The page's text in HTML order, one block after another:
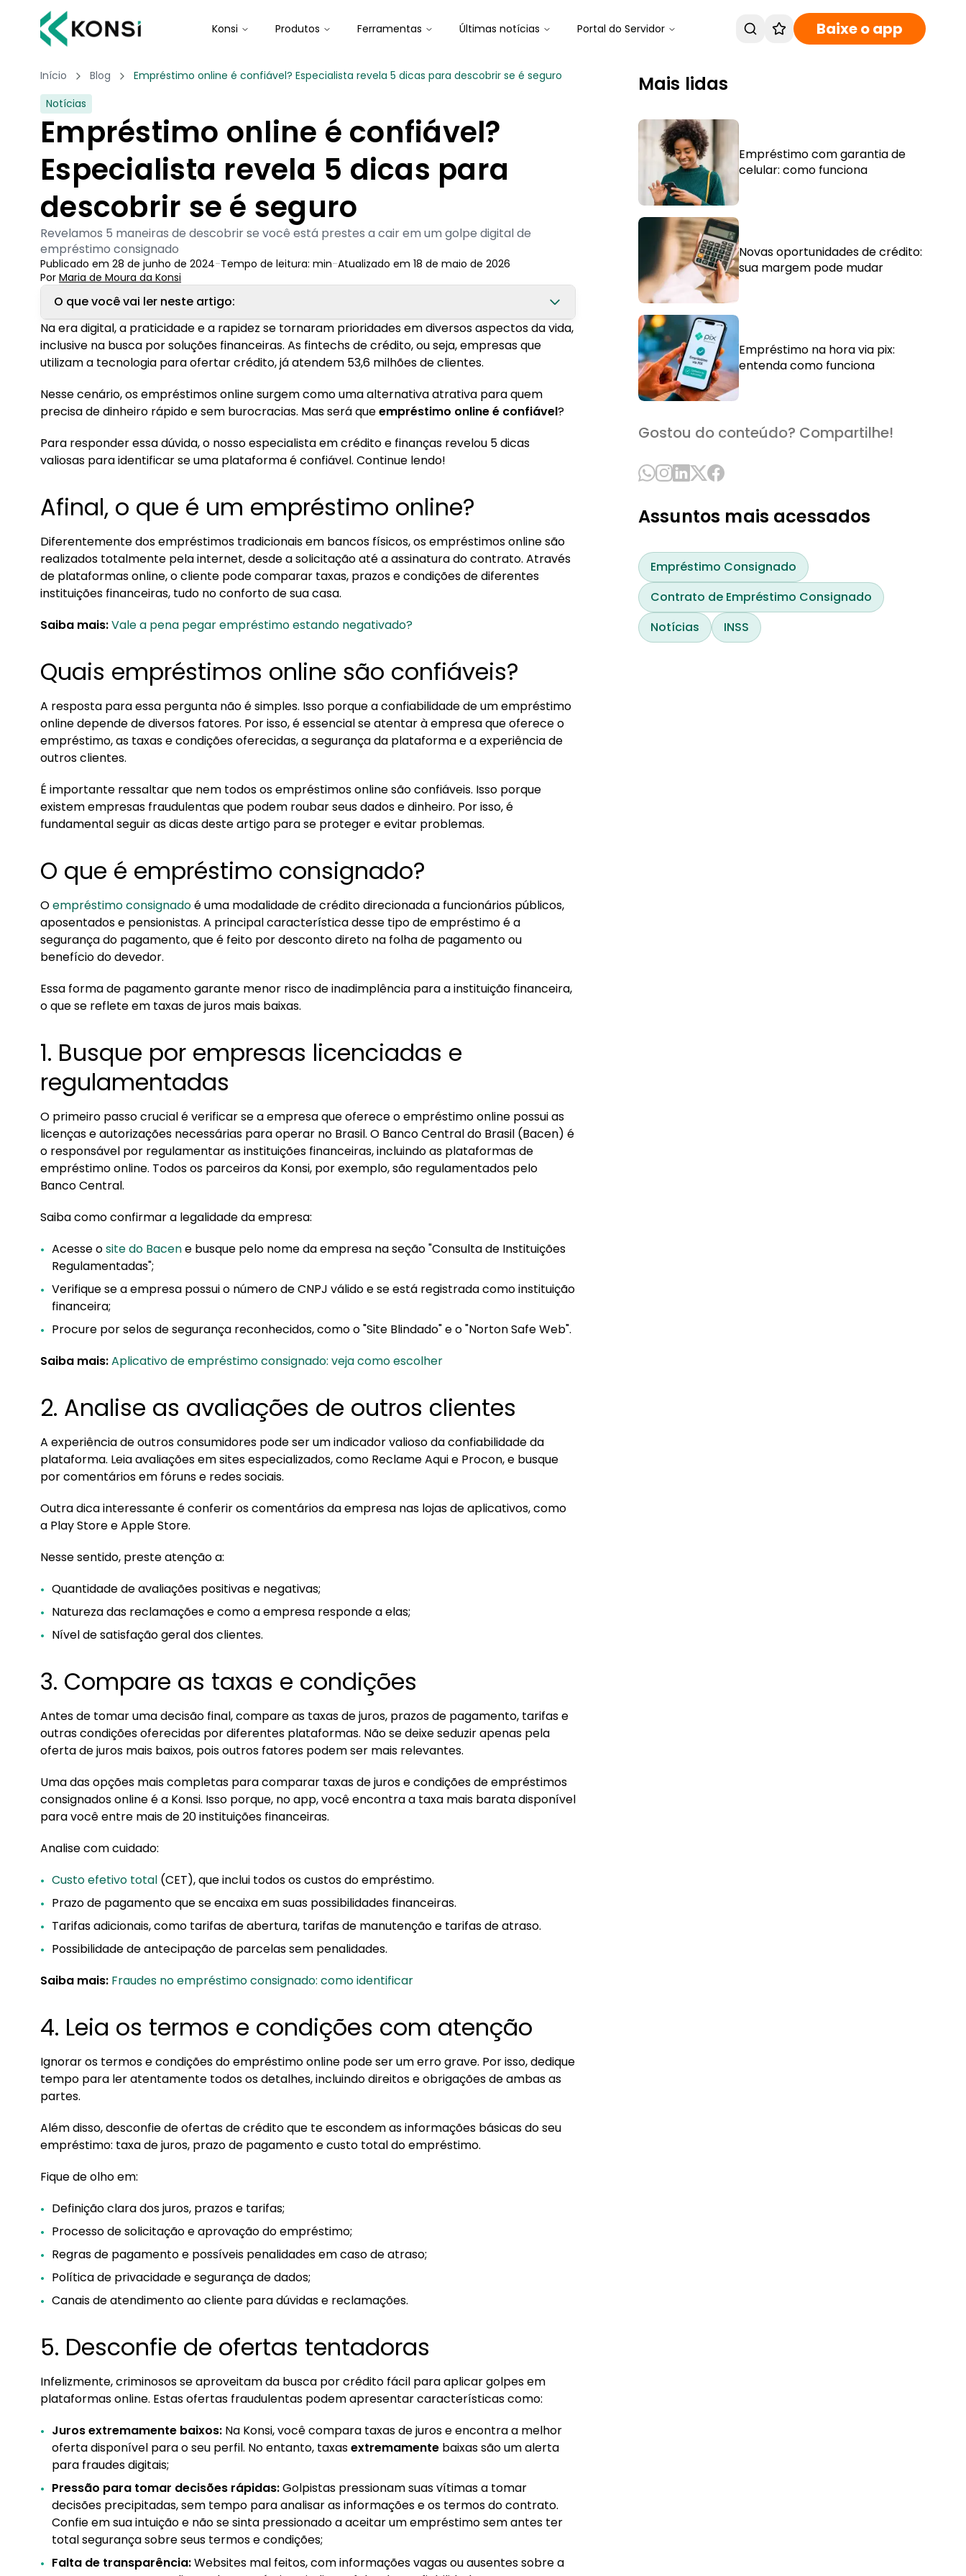
Konsi Produtos Ferramentas Últimas notícias Portal do Servidor Baixe o app
Início Blog
Empréstimo online é confiável? Especialista revela 5 dicas para descobrir se é seguro
Notícias
Empréstimo online é confiável?
Especialista revela 5 dicas para
descobrir se é seguro
Revelamos 5 maneiras de descobrir se você está prestes a cair em um golpe digital de
empréstimo consignado
Publicado em 28 de junho de 2024-Tempo de leitura: min-Atualizado em 18 de maio de 2026
Por Maria de Moura da Konsi
O que você vai ler neste artigo:
1. Afinal, o que é um empréstimo online?
2. Quais empréstimos online são confiáveis?
3. O que é empréstimo consignado?
5. 2. Analise as avaliações de outros clientes
7. 4. Leia os termos e condições com atenção
8. 5. Desconfie de ofertas tentadoras
9. Conheça a Konsi — Consignado do seu jeito
Na era digital, a praticidade e a rapidez se tornaram prioridades em diversos aspectos da vida,
inclusive na busca por soluções financeiras. As fintechs de crédito, ou seja, empresas que
utilizam a tecnologia para ofertar crédito, já atendem 53,6 milhões de clientes.
Nesse cenário, os empréstimos online surgem como uma alternativa atrativa para quem
precisa de dinheiro rápido e sem burocracias. Mas será queempréstimo online é confiável?
Para responder essa dúvida, o nosso especialista em crédito e finanças revelou 5 dicas
valiosas para identificar se uma plataforma é confiável. Continue lendo!
Afinal, o que é um empréstimo online?
Diferentemente dos empréstimos tradicionais em bancos físicos, os empréstimos online são
realizados totalmente pela internet, desde a solicitação até a assinatura do contrato. Através
de plataformas online, o cliente pode comparar taxas, prazos e condições de diferentes
instituições financeiras, tudo no conforto de sua casa.
Saiba mais:Vale a pena pegar empréstimo estando negativado?
Quais empréstimos online são confiáveis?
A resposta para essa pergunta não é simples. Isso porque a confiabilidade de um empréstimo
online depende de diversos fatores. Por isso, é essencial se atentar à empresa que oferece o
empréstimo, as taxas e condições oferecidas, a segurança da plataforma e a experiência de
outros clientes.
É importante ressaltar que nem todos os empréstimos online são confiáveis. Isso porque
existem empresas fraudulentas que podem roubar seus dados e dinheiro. Por isso, é
fundamental seguir as dicas deste artigo para se proteger e evitar problemas.
O que é empréstimo consignado?
Oempréstimo consignadoé uma modalidade de crédito direcionada a funcionários públicos,
aposentados e pensionistas. A principal característica desse tipo de empréstimo é a
segurança do pagamento, que é feito por desconto direto na folha de pagamento ou
benefício do devedor.
Essa forma de pagamento garante menor risco de inadimplência para a instituição financeira,
o que se reflete em taxas de juros mais baixas.
1. Busque por empresas licenciadas e
regulamentadas
O primeiro passo crucial é verificar se a empresa que oferece o empréstimo online possui as
licenças e autorizações necessárias para operar no Brasil. O Banco Central do Brasil (Bacen) é
o responsável por regulamentar as instituições financeiras, incluindo as plataformas de
empréstimo online. Todos os parceiros da Konsi, por exemplo, são regulamentados pelo
Banco Central.
Saiba como confirmar a legalidade da empresa:
Acesse osite do Bacene busque pelo nome da empresa na seção "Consulta de Instituições
Regulamentadas";
Verifique se a empresa possui o número de CNPJ válido e se está registrada como instituição
financeira;
Procure por selos de segurança reconhecidos, como o "Site Blindado" e o "Norton Safe Web".
Saiba mais:Aplicativo de empréstimo consignado: veja como escolher
2. Analise as avaliações de outros clientes
A experiência de outros consumidores pode ser um indicador valioso da confiabilidade da
plataforma. Leia avaliações em sites especializados, como Reclame Aqui e Procon, e busque
por comentários em fóruns e redes sociais.
Outra dica interessante é conferir os comentários da empresa nas lojas de aplicativos, como
a Play Store e Apple Store.
Nesse sentido, preste atenção a:
Quantidade de avaliações positivas e negativas;
Natureza das reclamações e como a empresa responde a elas;
Nível de satisfação geral dos clientes.
3. Compare as taxas e condições
Antes de tomar uma decisão final, compare as taxas de juros, prazos de pagamento, tarifas e
outras condições oferecidas por diferentes plataformas. Não se deixe seduzir apenas pela
oferta de juros mais baixos, pois outros fatores podem ser mais relevantes.
Uma das opções mais completas para comparar taxas de juros e condições de empréstimos
consignados online é a Konsi. Isso porque, no app, você encontra a taxa mais barata disponível
para você entre mais de 20 instituições financeiras.
Analise com cuidado:
Custo efetivo total (CET), que inclui todos os custos do empréstimo.
Prazo de pagamento que se encaixa em suas possibilidades financeiras.
Tarifas adicionais, como tarifas de abertura, tarifas de manutenção e tarifas de atraso.
Possibilidade de antecipação de parcelas sem penalidades.
Saiba mais: Fraudes no empréstimo consignado: como identificar
4. Leia os termos e condições com atenção
Ignorar os termos e condições do empréstimo online pode ser um erro grave. Por isso, dedique
tempo para ler atentamente todos os detalhes, incluindo direitos e obrigações de ambas as
partes.
Além disso, desconfie de ofertas de crédito que te escondem as informações básicas do seu
empréstimo: taxa de juros, prazo de pagamento e custo total do empréstimo.
Fique de olho em:
Definição clara dos juros, prazos e tarifas;
Processo de solicitação e aprovação do empréstimo;
Regras de pagamento e possíveis penalidades em caso de atraso;
Política de privacidade e segurança de dados;
Canais de atendimento ao cliente para dúvidas e reclamações.
5. Desconfie de ofertas tentadoras
Infelizmente, criminosos se aproveitam da busca por crédito fácil para aplicar golpes em
plataformas online. Estas ofertas fraudulentas podem apresentar características como:
Juros extremamente baixos: Na Konsi, você compara taxas de juros e encontra a melhor
oferta disponível para o seu perfil. No entanto, taxasextremamente baixas são um alerta
para fraudes digitais;
Pressão para tomar decisões rápidas:Golpistas pressionam suas vítimas a tomar
decisões precipitadas, sem tempo para analisar as informações e os termos do contrato.
Confie em sua intuição e não se sinta pressionado a aceitar um empréstimo sem antes ter
total segurança sobre seus termos e condições;
Falta de transparência:Websites mal feitos, com informações vagas ou ausentes sobre a
Mais lidas
Empréstimo com garantia de
celular: como funciona
Novas oportunidades de crédito:
sua margem pode mudar
Empréstimo na hora via pix:
entenda como funciona
Gostou do conteúdo? Compartilhe!
Assuntos mais acessados
Empréstimo Consignado
Contrato de Empréstimo Consignado
Notícias
INSS